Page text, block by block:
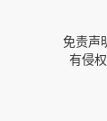
免责声
有侵